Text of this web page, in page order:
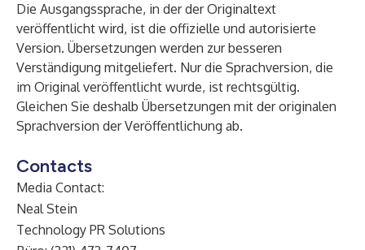
Die Ausgangssprache, in der der Originaltext
veröffentlicht wird, ist die offizielle und autorisierte
Version. Übersetzungen werden zur besseren
Verständigung mitgeliefert. Nur die Sprachversion, die
im Original veröffentlicht wurde, ist rechtsgültig.
Gleichen Sie deshalb Übersetzungen mit der originalen
Sprachversion der Veröffentlichung ab.
Contacts
Media Contact:
Neal Stein
Technology PR Solutions